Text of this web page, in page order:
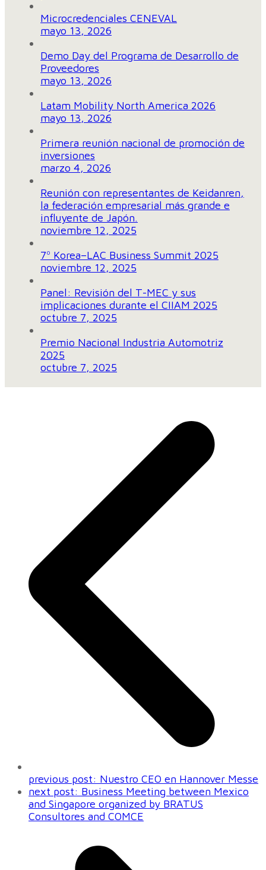
Microcredenciales CENEVAL
mayo 13, 2026
Demo Day del Programa de Desarrollo de
Proveedores
mayo 13, 2026
Latam Mobility North America 2026
mayo 13, 2026
Primera reunión nacional de promoción de
inversiones
marzo 4, 2026
Reunión con representantes de Keidanren,
la federación empresarial más grande e
influyente de Japón.
noviembre 12, 2025
7º Korea–LAC Business Summit 2025
noviembre 12, 2025
Panel: Revisión del T-MEC y sus
implicaciones durante el CIIAM 2025
octubre 7, 2025
Premio Nacional Industria Automotriz
2025
octubre 7, 2025
previous post: Nuestro CEO en Hannover Messe
next post: Business Meeting between Mexico
and Singapore organized by BRATUS
Consultores and COMCE